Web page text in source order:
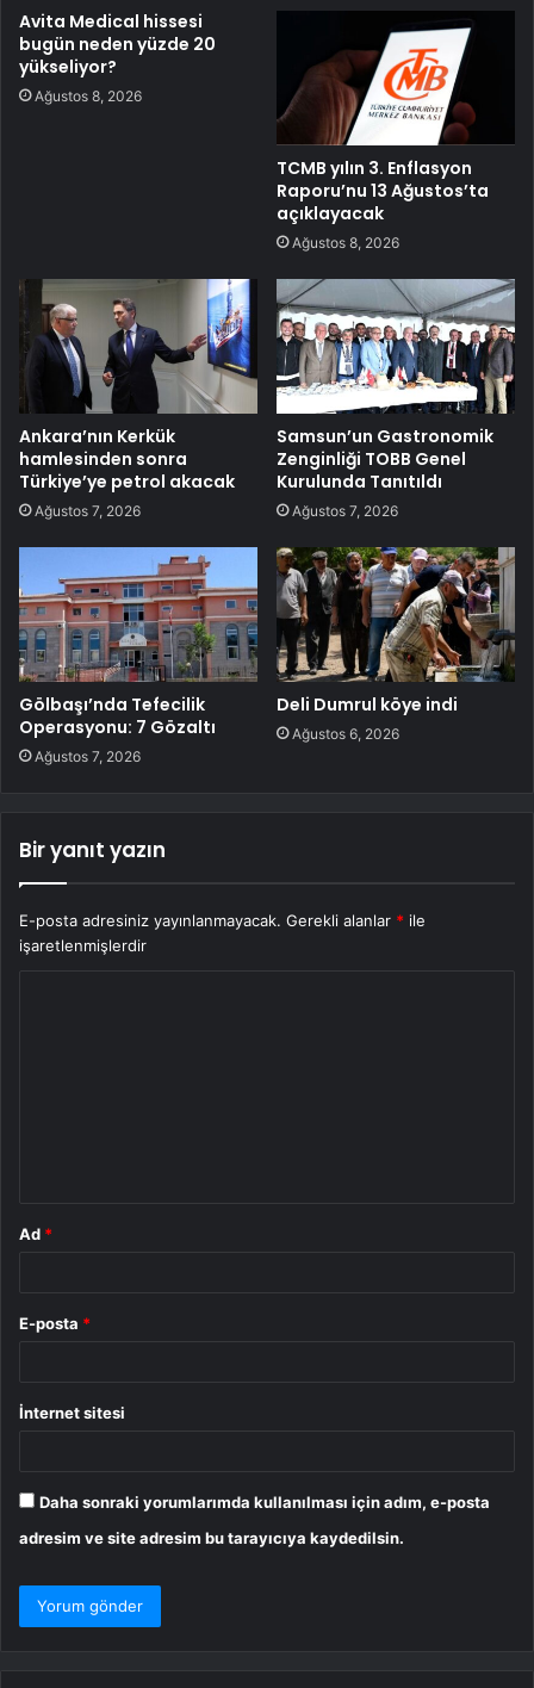
Avita Medical hissesi
bugün neden yüzde 20
yükseliyor?
Ağustos 8, 2026
TCMB yılın 3. Enflasyon
Raporu’nu 13 Ağustos’ta
açıklayacak
Ağustos 8, 2026
Ankara’nın Kerkük
hamlesinden sonra
Türkiye’ye petrol akacak
Ağustos 7, 2026
Samsun’un Gastronomik
Zenginliği TOBB Genel
Kurulunda Tanıtıldı
Ağustos 7, 2026
Gölbaşı’nda Tefecilik
Operasyonu: 7 Gözaltı
Ağustos 7, 2026
Deli Dumrul köye indi
Ağustos 6, 2026
Bir yanıt yazın
E-posta adresiniz yayınlanmayacak. Gerekli alanlar * ile
işaretlenmişlerdir
Ad *
E-posta *
İnternet sitesi
Daha sonraki yorumlarımda kullanılması için adım, e-posta
adresim ve site adresim bu tarayıcıya kaydedilsin.